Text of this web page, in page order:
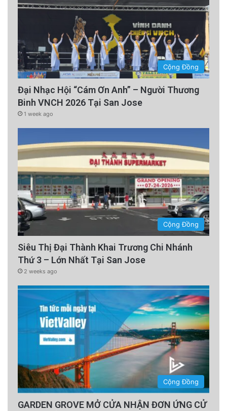
Cộng Đồng
Đại Nhạc Hội “Cám Ơn Anh” – Người Thương
Binh VNCH 2026 Tại San Jose
1 week ago
Cộng Đồng
Siêu Thị Đại Thành Khai Trương Chi Nhánh
Thứ 3 – Lớn Nhất Tại San Jose
2 weeks ago
Cộng Đồng
GARDEN GROVE MỞ CỬA NHẬN ĐƠN ỨNG CỬ